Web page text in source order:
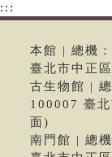
:::
本館 | 總機
臺北市中正
古生物館 |
100007 臺
面)
南門館 | 總